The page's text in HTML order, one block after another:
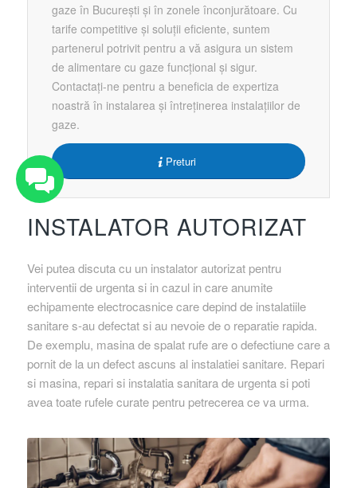
gaze în București și în zonele înconjurătoare. Cu
tarife competitive și soluții eficiente, suntem
partenerul potrivit pentru a vă asigura un sistem
de alimentare cu gaze funcțional și sigur.
Contactați-ne pentru a beneficia de expertiza
noastră în instalarea și întreținerea instalațiilor de
gaze.
Preturi
INSTALATOR AUTORIZAT
Vei putea discuta cu un instalator autorizat pentru
interventii de urgenta si in cazul in care anumite
echipamente electrocasnice care depind de instalatiile
sanitare s-au defectat si au nevoie de o reparatie rapida.
De exemplu, masina de spalat rufe are o defectiune care a
pornit de la un defect ascuns al instalatiei sanitare. Repari
si masina, repari si instalatia sanitara de urgenta si poti
avea toate rufele curate pentru petrecerea ce va urma.